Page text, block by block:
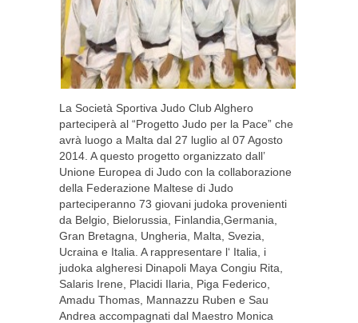
La Società Sportiva Judo Club Alghero
parteciperà al “Progetto Judo per la Pace” che
avrà luogo a Malta dal 27 luglio al 07 Agosto
2014. A questo progetto organizzato dall’
Unione Europea di Judo con la collaborazione
della Federazione Maltese di Judo
parteciperanno 73 giovani judoka provenienti
da Belgio, Bielorussia, Finlandia,Germania,
Gran Bretagna, Ungheria, Malta, Svezia,
Ucraina e Italia. A rappresentare l‘ Italia, i
judoka algheresi Dinapoli Maya Congiu Rita,
Salaris Irene, Placidi Ilaria, Piga Federico,
Amadu Thomas, Mannazzu Ruben e Sau
Andrea accompagnati dal Maestro Monica